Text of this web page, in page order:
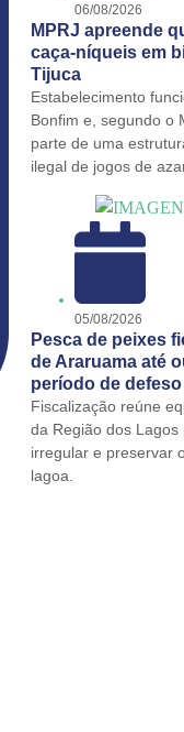
06/08/2026
MPRJ apreende
caça-níqueis em
Tijuca
Estabelecimento
Bonfim e, segundo o
parte de uma
ilegal de jogos de
05/08/2026
Pesca de peixes
de Araruama até
período de defeso
Fiscalização reúne
da Região dos
irregular e preservar
lagoa.